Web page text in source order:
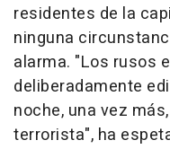
residentes de la
ninguna
alarma. "Los rusos
deliberadamente
noche, una vez
terrorista", ha